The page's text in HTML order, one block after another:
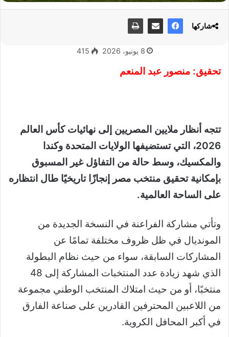
8 يونيو، 2026 415
تحقيق: منصور عبد المنعم
تتجه أنظار ملايين المصريين إلى نهائيات كأس العالم
2026، التي تستضيفها الولايات المتحدة وكندا
والمكسيك، وسط حالة من التفاؤل غير المسبوق
بإمكانية تحقيق منتخب مصر إنجازًا تاريخيًا طال انتظاره
على الساحة العالمية.
وتأتي مشاركة الفراعنة في النسخة الجديدة من
المونديال في ظل ظروف مختلفة تمامًا عن
المشاركات السابقة، سواء من حيث نظام البطولة
الذي شهد زيادة عدد المنتخبات المشاركة إلى 48
منتخبًا، أو من حيث امتلاك المنتخب الوطني مجموعة
من اللاعبين المحترفين القادرين على صناعة الفارق
في أكبر المحافل الكروية.
شاركها